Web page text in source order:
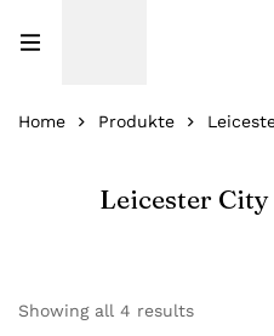
Home Produkte
Leicester
Showing all 4 results